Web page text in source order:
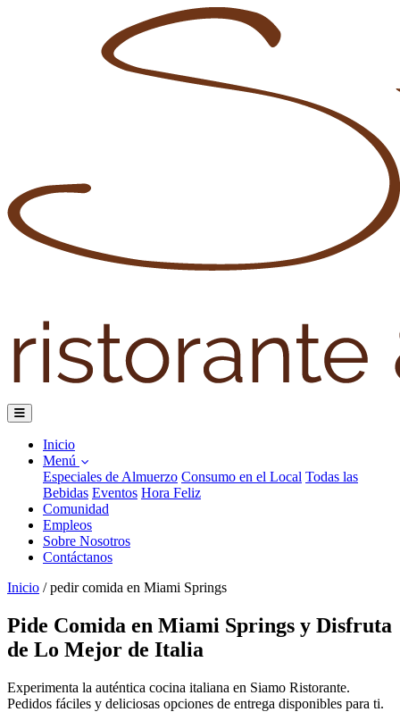
Inicio
Menú
Especiales de Almuerzo Consumo en el Local Todas las
Bebidas Eventos Hora Feliz
Comunidad
Empleos
Sobre Nosotros
Contáctanos
Inicio / pedir comida en Miami Springs
Pide Comida en Miami Springs y Disfruta
de Lo Mejor de Italia
Experimenta la auténtica cocina italiana en Siamo Ristorante.
Pedidos fáciles y deliciosas opciones de entrega disponibles para ti.